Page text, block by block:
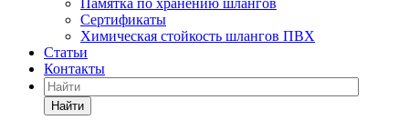
Памятка по хранению шлангов
Сертификаты
Химическая стойкость шлангов ПВХ
Статьи
Контакты
Найти